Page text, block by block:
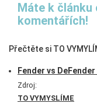
Máte k
komentářích!
Přečtěte si TO
Fender vs
Zdroj:
TO VYMYSLÍME